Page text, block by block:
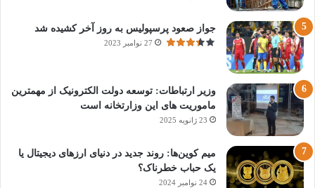
جواز صعود پرسپولیس به روز آخر کشیده شد
27 نوامبر 2023
وزیر ارتباطات: توسعه دولت الکترونیک از مهمترین
ماموریت های این وزارتخانه است
23 ژانویه 2025
میم کوین‌ها: روند جدید در دنیای ارزهای دیجیتال یا
یک حباب خطرناک؟
24 نوامبر 2024